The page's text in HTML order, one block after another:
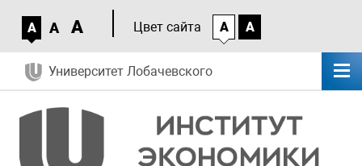
A A A Цвет сайта A A
Университет Лобачевского